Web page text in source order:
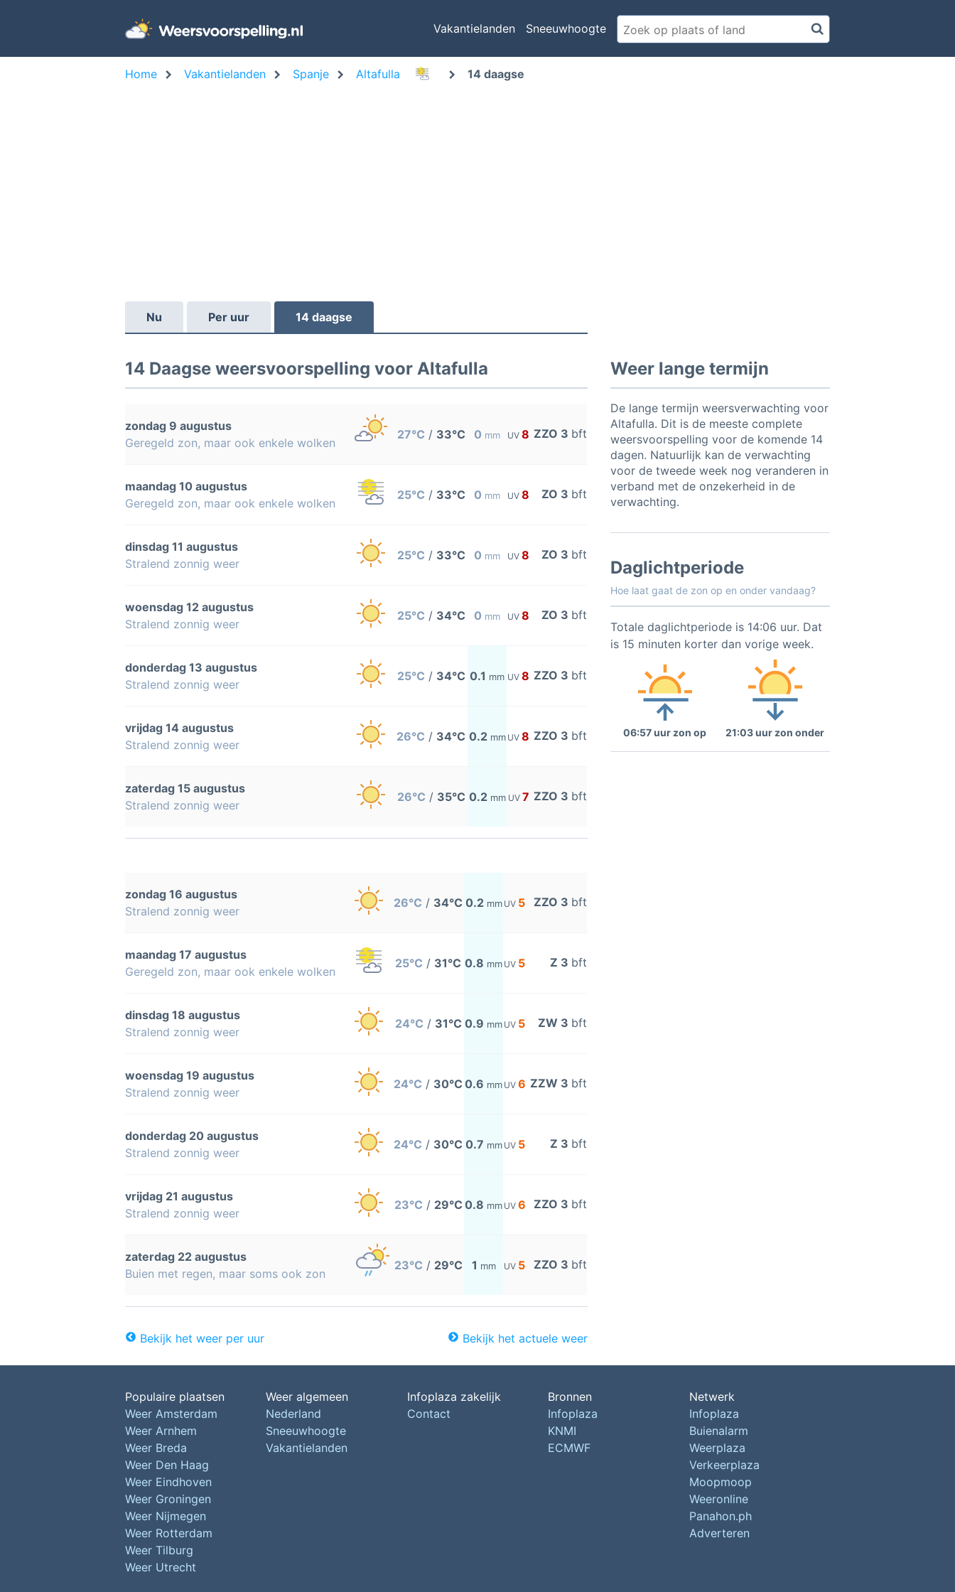
Vakantielanden Sneeuwhoogte
Home Vakantielanden Spanje Altafulla 14 daagse
Nu Per uur 14 daagse
14 Daagse weersvoorspelling voor Altafulla
zondag 9 augustus
Geregeld zon, maar ook enkele wolken
27°C / 33°C 0 mm UV 8 ZZO 3 bft
maandag 10 augustus
Geregeld zon, maar ook enkele wolken
25°C / 33°C 0 mm UV 8 ZO 3 bft
dinsdag 11 augustus
Stralend zonnig weer
25°C / 33°C 0 mm UV 8 ZO 3 bft
woensdag 12 augustus
Stralend zonnig weer
25°C / 34°C 0 mm UV 8 ZO 3 bft
donderdag 13 augustus
Stralend zonnig weer
25°C / 34°C 0.1 mm UV 8 ZZO 3 bft
vrijdag 14 augustus
Stralend zonnig weer
26°C / 34°C 0.2 mm UV 8 ZZO 3 bft
zaterdag 15 augustus
Stralend zonnig weer
26°C / 35°C 0.2 mm UV 7 ZZO 3 bft
zondag 16 augustus
Stralend zonnig weer
26°C / 34°C 0.2 mm UV 5 ZZO 3 bft
maandag 17 augustus
Geregeld zon, maar ook enkele wolken
25°C / 31°C 0.8 mm UV 5 Z 3 bft
dinsdag 18 augustus
Stralend zonnig weer
24°C / 31°C 0.9 mm UV 5 ZW 3 bft
woensdag 19 augustus
Stralend zonnig weer
24°C / 30°C 0.6 mm UV 6 ZZW 3 bft
donderdag 20 augustus
Stralend zonnig weer
24°C / 30°C 0.7 mm UV 5 Z 3 bft
vrijdag 21 augustus
Stralend zonnig weer
23°C / 29°C 0.8 mm UV 6 ZZO 3 bft
zaterdag 22 augustus
Buien met regen, maar soms ook zon
23°C / 29°C 1 mm UV 5 ZZO 3 bft
Bekijk het weer per uur Bekijk het actuele weer
Weer lange termijn
De lange termijn weersverwachting voor
Altafulla. Dit is de meeste complete
weersvoorspelling voor de komende 14
dagen. Natuurlijk kan de verwachting
voor de tweede week nog veranderen in
verband met de onzekerheid in de
verwachting.
Daglichtperiode
Hoe laat gaat de zon op en onder vandaag?
Totale daglichtperiode is 14:06 uur. Dat
is 15 minuten korter dan vorige week.
06:57 uur zon op 21:03 uur zon onder
Populaire plaatsen
Weer Amsterdam
Weer Arnhem
Weer Breda
Weer Den Haag
Weer Eindhoven
Weer Groningen
Weer Nijmegen
Weer Rotterdam
Weer Tilburg
Weer Utrecht
Weer algemeen
Nederland
Sneeuwhoogte
Vakantielanden
Infoplaza zakelijk
Contact
Bronnen
Infoplaza
KNMI
ECMWF
Netwerk
Infoplaza
Buienalarm
Weerplaza
Verkeerplaza
Moopmoop
Weeronline
Panahon.ph
Adverteren